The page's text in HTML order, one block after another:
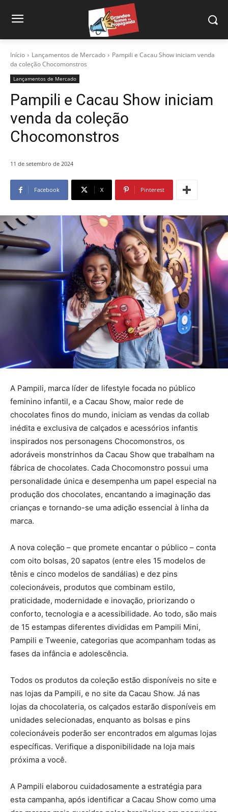
Início Lançamentos de Mercado
Pampili e Cacau Show iniciam venda
da coleção Chocomonstros
Lançamentos de Mercado
Pampili e Cacau Show iniciam
venda da coleção
Chocomonstros
11 de setembro de 2024
Facebook X Pinterest
A Pampili, marca líder de lifestyle focada no público
feminino infantil, e a Cacau Show, maior rede de
chocolates finos do mundo, iniciam as vendas da collab
inédita e exclusiva de calçados e acessórios infantis
inspirados nos personagens Chocomonstros, os
adoráveis monstrinhos da Cacau Show que trabalham na
fábrica de chocolates. Cada Chocomonstro possui uma
personalidade única e desempenha um papel especial na
produção dos chocolates, encantando a imaginação das
crianças e tornando-se uma adição essencial à linha da
marca.
A nova coleção – que promete encantar o público – conta
com oito bolsas, 20 sapatos (entre eles 15 modelos de
tênis e cinco modelos de sandálias) e dez pins
colecionáveis, produtos que combinam estilo,
praticidade, modernidade e inovação, priorizando o
conforto, tecnologia e a acessibilidade. Ao todo, são mais
de 15 estampas diferentes divididas em Pampili Mini,
Pampili e Tweenie, categorias que acompanham todas as
fases da infância e adolescência.
Todos os produtos da coleção estão disponíveis no site e
nas lojas da Pampili, e no site da Cacau Show. Já nas
lojas da chocolateria, os calçados estarão disponíveis em
unidades selecionadas, enquanto as bolsas e pins
colecionáveis poderão ser encontrados em algumas lojas
específicas. Verifique a disponibilidade na loja mais
próxima a você.
A Pampili elaborou cuidadosamente a estratégia para
esta campanha, após identificar a Cacau Show como uma